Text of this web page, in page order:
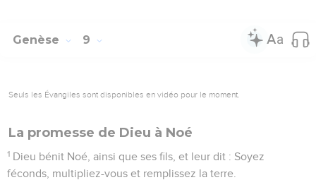
Genèse 9
Seuls les Évangiles sont disponibles en vidéo pour le moment.
La promesse de Dieu à Noé
1 Dieu bénit Noé, ainsi que ses fils, et leur dit : Soyez
féconds, multipliez-vous et remplissez la terre.